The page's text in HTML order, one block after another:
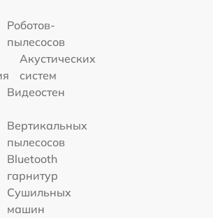
Роботов-
пылесосов
Акустических
систем
Видеостен
Вертикальных
пылесосов
Bluetooth
гарнитур
Сушильных
машин